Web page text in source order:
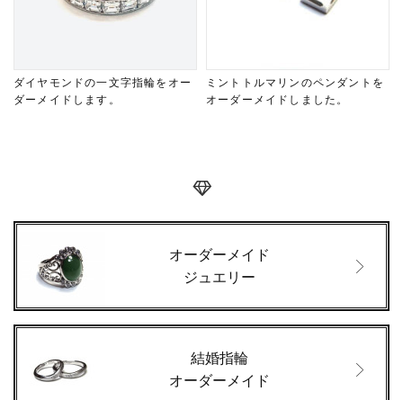
ダイヤモンドの一文字指輪をオー
ダーメイドします。
ミントトルマリンのペンダントを
オーダーメイドしました。
オーダーメイド
ジュエリー
結婚指輪
オーダーメイド